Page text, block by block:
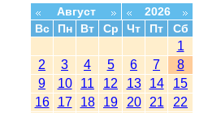
Август
2026
Вс
Пн Вт Ср Чт Пт Сб
1
2
3 4 5 6 7
8
9
10 11 12 13 14
15
16
17 18 19 20 21
22